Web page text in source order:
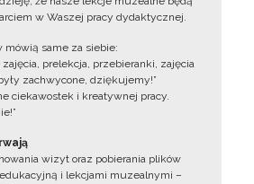
w Waszej pracy dydaktycznej.
same za siebie:
prelekcja, przebieranki, zajęcia
zachwycone, dziękujemy!”
ciekawostek i kreatywnej pracy.
wizyt oraz pobierania plików
edukacyjną i lekcjami muzealnymi –